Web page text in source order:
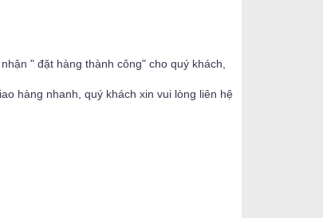
" đặt hàng thành công" cho quý khách,
hàng nhanh, quý khách xin vui lòng liên hệ